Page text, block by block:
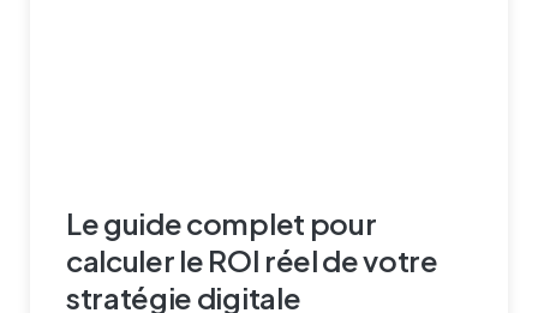
Le guide complet pour
calculer le ROI réel de votre
stratégie digitale